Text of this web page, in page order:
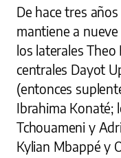
De hace tres
mantiene a
los laterales Theo
centrales Dayot
(entonces
Ibrahima Konaté;
Tchouameni y
Kylian Mbappé y